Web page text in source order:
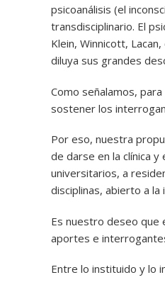
psicoanálisis (el
transdisciplinario. El
Klein, Winnicott,
diluya sus grandes
Como señalamos,
sostener los
Por eso, nuestra
de darse en la clínica
universitarios, a
disciplinas, abierto a
Es nuestro deseo
aportes e
Entre lo instituido y lo